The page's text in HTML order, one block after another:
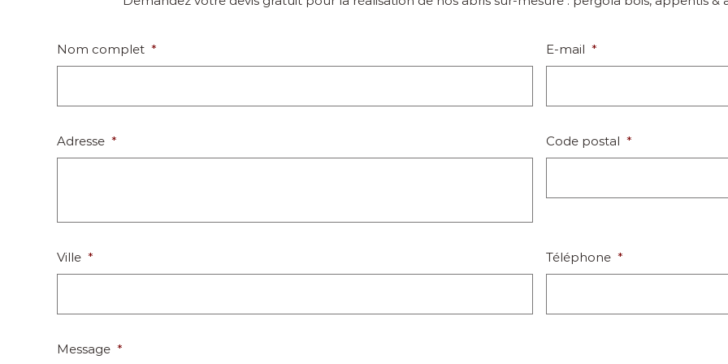
Nom complet * E-mail *
Adresse * Code postal *
Ville * Téléphone *
Message *